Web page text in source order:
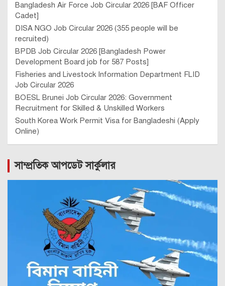
Bangladesh Air Force Job Circular 2026 [BAF Officer
Cadet]
DISA NGO Job Circular 2026 (355 people will be
recruited)
BPDB Job Circular 2026 [Bangladesh Power
Development Board job for 587 Posts]
Fisheries and Livestock Information Department FLID
Job Circular 2026
BOESL Brunei Job Circular 2026: Government
Recruitment for Skilled & Unskilled Workers
South Korea Work Permit Visa for Bangladeshi (Apply
Online)
সাম্প্রতিক আপডেট সার্কুলার